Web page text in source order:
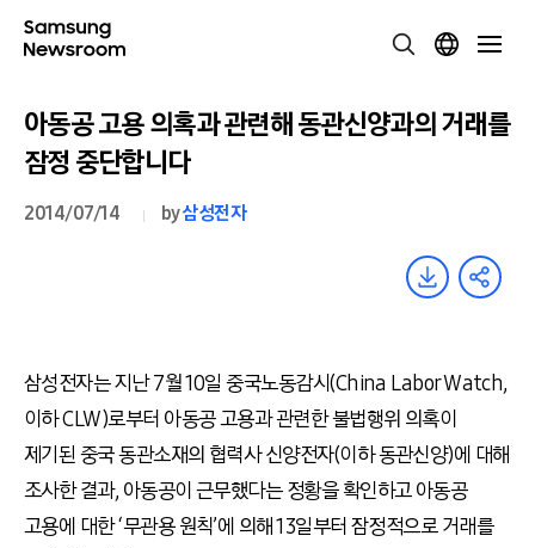
아동공 고용 의혹과 관련해 동관신양과의 거래를
잠정 중단합니다
2014/07/14 by삼성전자
삼성전자는 지난 7월 10일 중국노동감시(China Labor Watch,
이하 CLW)로부터 아동공 고용과 관련한 불법행위 의혹이
제기된 중국 동관소재의 협력사 신양전자(이하 동관신양)에 대해
조사한 결과, 아동공이 근무했다는 정황을 확인하고 아동공
고용에 대한 ‘무관용 원칙’에 의해 13일부터 잠정적으로 거래를